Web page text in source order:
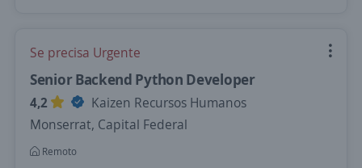
Se precisa Urgente
Senior Backend Python Developer
4,2
Kaizen Recursos Humanos
Monserrat, Capital Federal
Remoto